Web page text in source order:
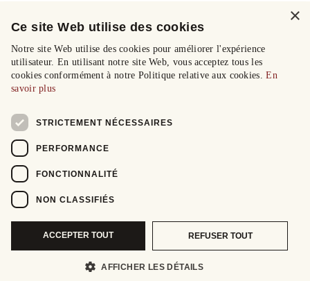
×
Ce site Web utilise des cookies
Notre site Web utilise des cookies pour améliorer l'expérience
utilisateur. En utilisant notre site Web, vous acceptez tous les
cookies conformément à notre Politique relative aux cookies.En
savoir plus
STRICTEMENT NÉCESSAIRES
PERFORMANCE
FONCTIONNALITÉ
NON CLASSIFIÉS
ACCEPTER TOUT REFUSER TOUT
AFFICHER LES DÉTAILS